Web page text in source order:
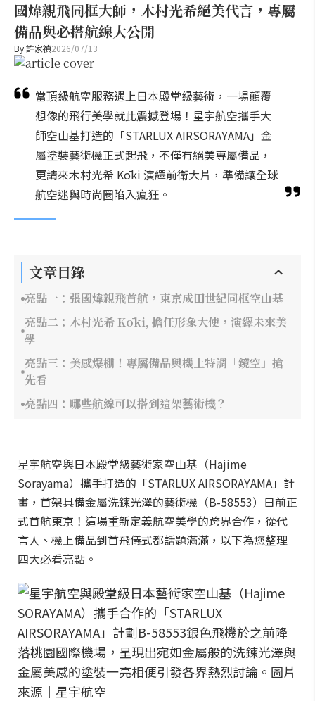
國煒親飛同框大師，木村光希絕美代言，專屬
備品與必搭航線大公開
By許家禎2026/07/13
當頂級航空服務遇上日本殿堂級藝術，一場顛覆
想像的飛行美學就此震撼登場！星宇航空攜手大
師空山基打造的「STARLUX AIRSORAYAMA」金
屬塗裝藝術機正式起飛，不僅有絕美專屬備品，
更請來木村光希 Kōki 演繹前衛大片，準備讓全球
航空迷與時尚圈陷入瘋狂。
文章目錄
亮點一：張國煒親飛首航，東京成田世紀同框空山基
亮點二：木村光希 Kōki, 擔任形象大使，演繹未來美
學
亮點三：美感爆棚！專屬備品與機上特調「鏡空」搶
先看
亮點四：哪些航線可以搭到這架藝術機？
星宇航空與日本殿堂級藝術家空山基（Hajime
Sorayama）攜手打造的「STARLUX AIRSORAYAMA」計
畫，首架具備金屬洗鍊光澤的藝術機（B-58553）日前正
式首航東京！這場重新定義航空美學的跨界合作，從代
言人、機上備品到首飛儀式都話題滿滿，以下為您整理
四大必看亮點。